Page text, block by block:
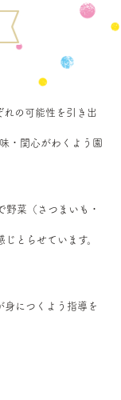
れの可能性を引き出
・関心がわくよう園
野菜（さつまいも・
とらせています。
身につくよう指導を